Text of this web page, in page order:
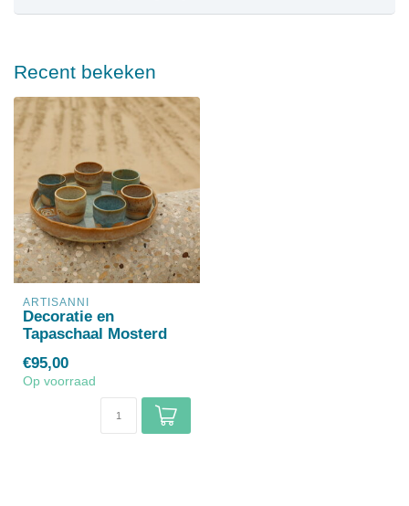
Recent bekeken
ARTISANNI
Decoratie en
Tapaschaal Mosterd
€95,00
Op voorraad